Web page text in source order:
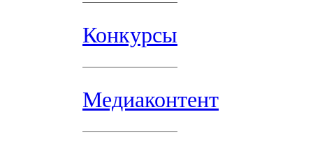
Конкурсы
Медиаконтент